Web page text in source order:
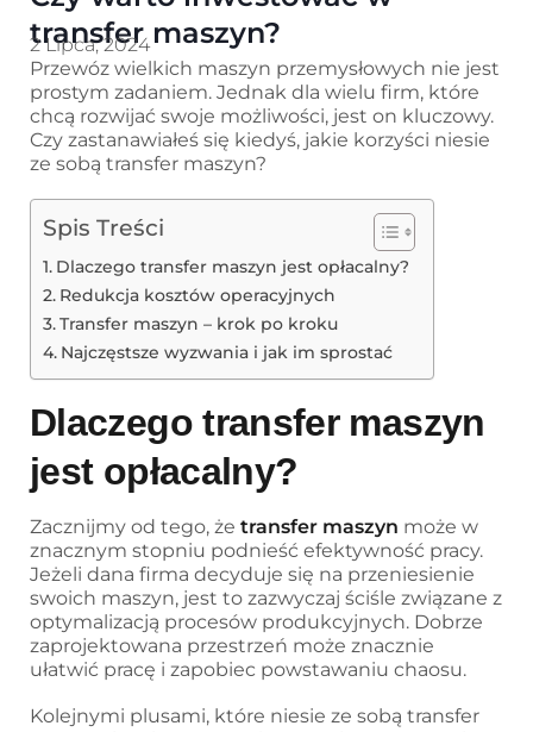
transfer maszyn?
2 Lipca, 2024
Przewóz wielkich maszyn przemysłowych nie jest
prostym zadaniem. Jednak dla wielu firm, które
chcą rozwijać swoje możliwości, jest on kluczowy.
Czy zastanawiałeś się kiedyś, jakie korzyści niesie
ze sobą transfer maszyn?
Spis Treści
Dlaczego transfer maszyn jest opłacalny?
Redukcja kosztów operacyjnych
Transfer maszyn – krok po kroku
Najczęstsze wyzwania i jak im sprostać
Dlaczego transfer maszyn
jest opłacalny?
Zacznijmy od tego, że transfer maszyn może w
znacznym stopniu podnieść efektywność pracy.
Jeżeli dana firma decyduje się na przeniesienie
swoich maszyn, jest to zazwyczaj ściśle związane z
optymalizacją procesów produkcyjnych. Dobrze
zaprojektowana przestrzeń może znacznie
ułatwić pracę i zapobiec powstawaniu chaosu.
Kolejnymi plusami, które niesie ze sobą transfer